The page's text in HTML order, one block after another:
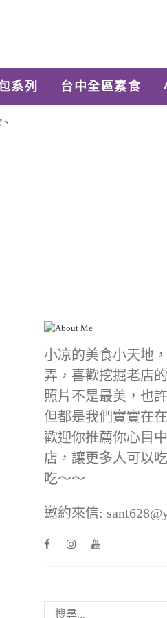
系列 台中全區素食
小凉的美食小天地
弄，喜歡挖掘老店
照片不是最美，也
但都是我們實實在
歡迎你推薦你心目
店，讓更多人可以
吃～～
邀約來信: